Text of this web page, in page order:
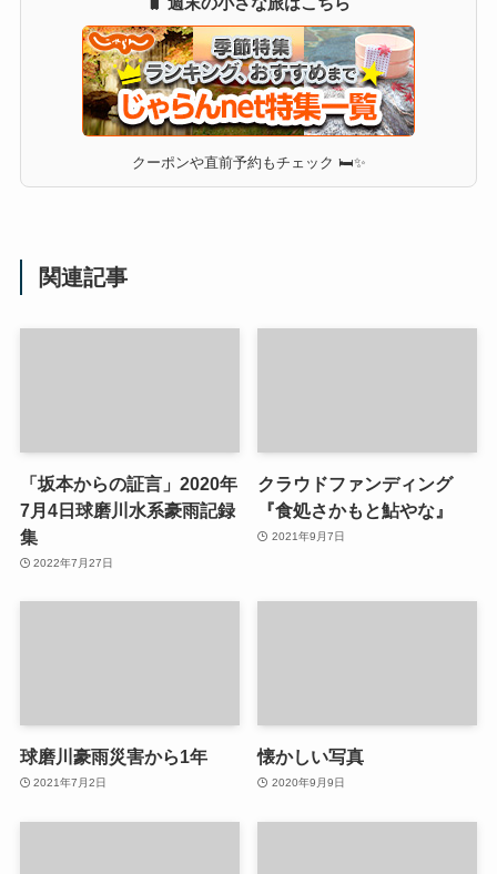
クーポンや直前予約もチェック 🛏✨
関連記事
「坂本からの証言」2020年
7月4日球磨川水系豪雨記録
集
2022年7月27日
クラウドファンディング
『食処さかもと鮎やな』
2021年9月7日
球磨川豪雨災害から1年
2021年7月2日
懐かしい写真
2020年9月9日